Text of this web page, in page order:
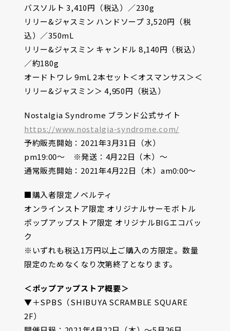
バスソルト 3,410円（税込）／230g
リリー&ジャスミン ハンドソープ 3,520円（税
込）／350mL
リリー&ジャスミン キャンドル 8,140円（税込）
／約180g
オードトワレ 9mL 2本セット＜オスマンサス＞＜
リリー&ジャスミン＞ 4,950円（税込）
Nostalgia Syndrome ブランド公式サイト
https://www.nostalgia-syndrome.com/
予約販売開始：2021年3月31日（水）
pm19:00〜 ※発送：4月22日（木）〜
通常販売開始：2021年4月22日（木）am0:00〜
■購入者限定ノベルティ
オンラインストア限定 オリジナルサーモボトル
ポップアップストア限定 オリジナルBIGエコバッ
ク
※いずれも税込1万円以上ご購入の方限定。数量
限定のためなくなり次第終了となります。
＜ポップアップストア概要＞
▼＋SPBS（SHIBUYA SCRAMBLE SQUARE
2F）